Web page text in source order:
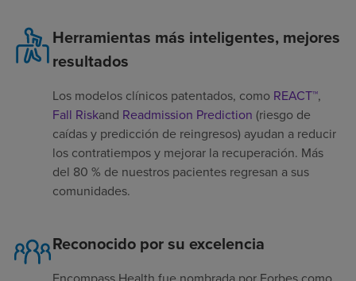
Herramientas más inteligentes, mejores
resultados
Los modelos clínicos patentados, como REACT™,
Fall Riskand Readmission Prediction (riesgo de
caídas y predicción de reingresos) ayudan a reducir
los contratiempos y mejorar la recuperación. Más
del 80 % de nuestros pacientes regresan a sus
comunidades.
Reconocido por su excelencia